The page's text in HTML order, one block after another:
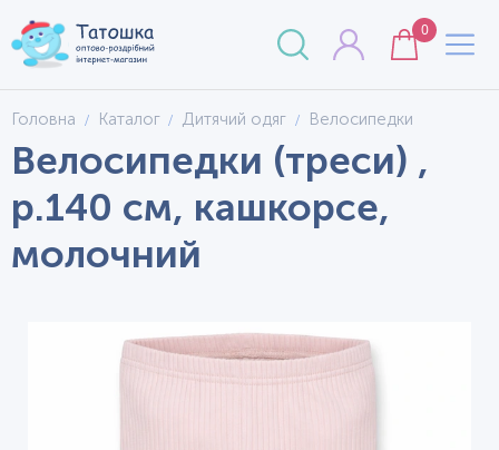
0
Головна Каталог Дитячий одяг Велосипедки
Велосипедки (треси) ,
р.140 см, кашкорсе,
молочний